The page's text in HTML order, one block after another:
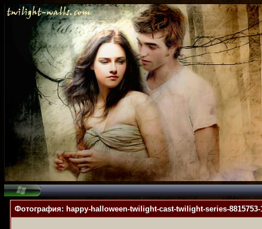
Фотография: happy-halloween-twilight-cast-twilight-series-8815753-